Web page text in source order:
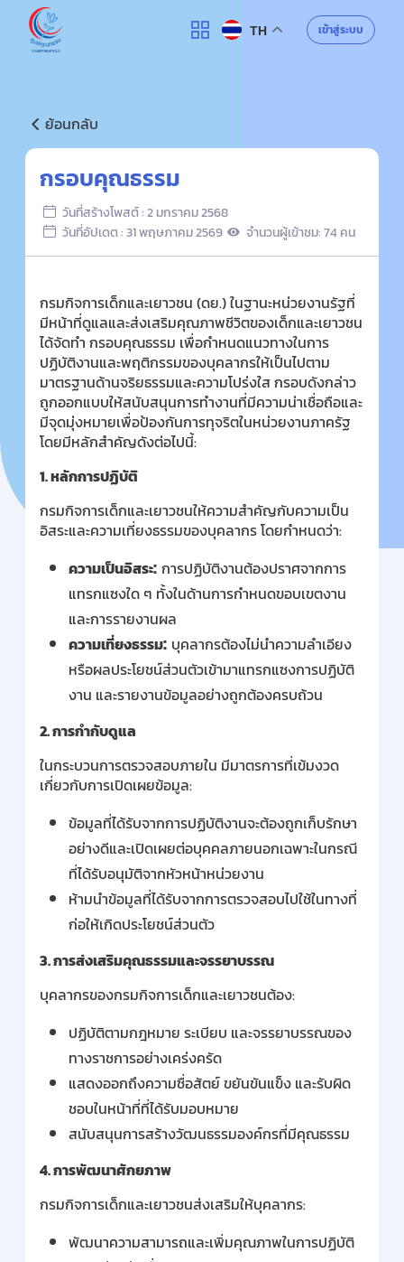
ศูนย์คุณธรรม TH เข้าสู่ระบบ
ย้อนกลับ
กรอบคุณธรรม
วันที่สร้างโพสต์ : 2 มกราคม 2568
วันที่อัปเดต : 31 พฤษภาคม 2569
จำนวนผู้เข้าชม: 74 คน
กรมกิจการเด็กและเยาวชน (ดย.) ในฐานะหน่วยงานรัฐที่
มีหน้าที่ดูแลและส่งเสริมคุณภาพชีวิตของเด็กและเยาวชน
ได้จัดทำ กรอบคุณธรรม เพื่อกำหนดแนวทางในการ
ปฏิบัติงานและพฤติกรรมของบุคลากรให้เป็นไปตาม
มาตรฐานด้านจริยธรรมและความโปร่งใส กรอบดังกล่าว
ถูกออกแบบให้สนับสนุนการทำงานที่มีความน่าเชื่อถือและ
มีจุดมุ่งหมายเพื่อป้องกันการทุจริตในหน่วยงานภาครัฐ
โดยมีหลักสำคัญดังต่อไปนี้:
1.หลักการปฏิบัติ
กรมกิจการเด็กและเยาวชนให้ความสำคัญกับความเป็น
อิสระและความเที่ยงธรรมของบุคลากร โดยกำหนดว่า:
ความเป็นอิสระ: การปฏิบัติงานต้องปราศจากการ
แทรกแซงใด ๆ ทั้งในด้านการกำหนดขอบเขตงาน
และการรายงานผล
ความเที่ยงธรรม: บุคลากรต้องไม่นำความลำเอียง
หรือผลประโยชน์ส่วนตัวเข้ามาแทรกแซงการปฏิบัติ
งาน และรายงานข้อมูลอย่างถูกต้องครบถ้วน
2.การกำกับดูแล
ในกระบวนการตรวจสอบภายใน มีมาตรการที่เข้มงวด
เกี่ยวกับการเปิดเผยข้อมูล:
ข้อมูลที่ได้รับจากการปฏิบัติงานจะต้องถูกเก็บรักษา
อย่างดีและเปิดเผยต่อบุคคลภายนอกเฉพาะในกรณี
ที่ได้รับอนุมัติจากหัวหน้าหน่วยงาน
ห้ามนำข้อมูลที่ได้รับจากการตรวจสอบไปใช้ในทางที่
ก่อให้เกิดประโยชน์ส่วนตัว
3.การส่งเสริมคุณธรรมและจรรยาบรรณ
บุคลากรของกรมกิจการเด็กและเยาวชนต้อง:
ปฏิบัติตามกฎหมาย ระเบียบ และจรรยาบรรณของ
ทางราชการอย่างเคร่งครัด
แสดงออกถึงความซื่อสัตย์ ขยันขันแข็ง และรับผิด
ชอบในหน้าที่ที่ได้รับมอบหมาย
สนับสนุนการสร้างวัฒนธรรมองค์กรที่มีคุณธรรม
4.การพัฒนาศักยภาพ
กรมกิจการเด็กและเยาวชนส่งเสริมให้บุคลากร:
พัฒนาความสามารถและเพิ่มคุณภาพในการปฏิบัติ